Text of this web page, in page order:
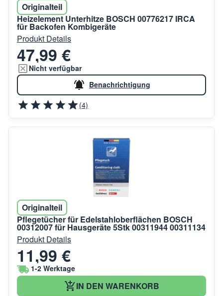
Originalteil
Heizelement Unterhitze BOSCH 00776217 IRCA
für Backofen Kombigeräte
Produkt Details
47,99 €
Nicht verfügbar
Benachrichtigung
(4)
Originalteil
Pflegetücher für Edelstahloberflächen BOSCH
00312007 für Hausgeräte 5Stk 00311944 00311134
Produkt Details
11,99 €
1-2 Werktage
IN DEN WARENKORB